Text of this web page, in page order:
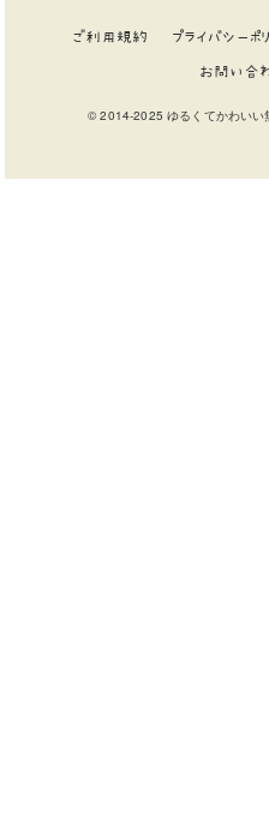
ご利用規約 プライバシーポ
お問い合
© 2014-2025 ゆるくてかわいい